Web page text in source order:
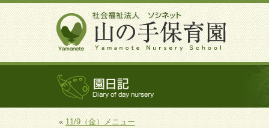
«11/9（金）メニュー